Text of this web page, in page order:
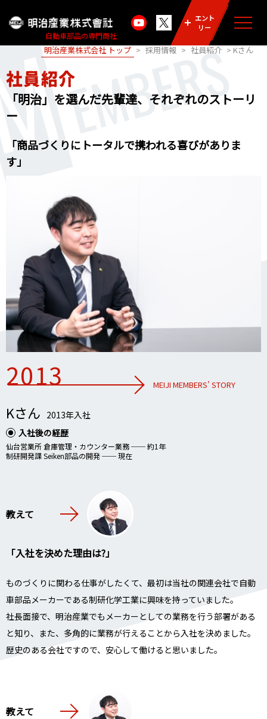
自動車部品の専門商社
エント
リー
明治産業株式会社 トップ > 採用情報 > 社員紹介 > Kさん
社員紹介
「明治」を選んだ先輩達、それぞれのストーリ
ー
EMBERS
「商品づくりにトータルで携われる喜びがありま
す」
2013 MEIJI MEMBERS’ STORY
Kさん 2013年入社
入社後の経歴
仙台営業所 倉庫管理・カウンター業務 ── 約1年
制研開発課 Seiken部品の開発 ── 現在
教えて
「入社を決めた理由は?」
ものづくりに関わる仕事がしたくて、最初は当社の関連会社で自動
車部品メーカーである制研化学工業に興味を持っていました。
社長面接で、明治産業でもメーカーとしての業務を行う部署がある
と知り、また、多角的に業務が行えることから入社を決めました。
歴史のある会社ですので、安心して働けると思いました。
教えて